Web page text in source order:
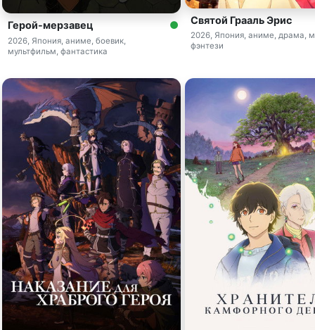
Герой-мерзавец
2026, Япония, аниме, боевик,
мультфильм, фантастика
Святой Грааль Эрис
2026, Япония, аниме, драма,
фэнтези